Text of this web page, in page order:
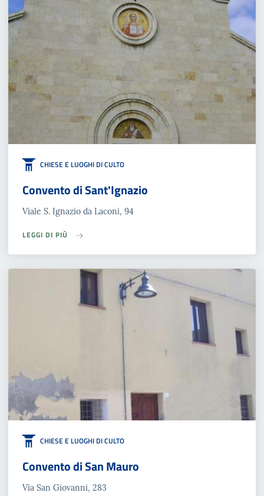
CHIESE E LUOGHI DI CULTO
Convento di Sant'Ignazio
Viale S. Ignazio da Laconi, 94
LEGGI DI PIÙ
CHIESE E LUOGHI DI CULTO
Convento di San Mauro
Via San Giovanni, 283